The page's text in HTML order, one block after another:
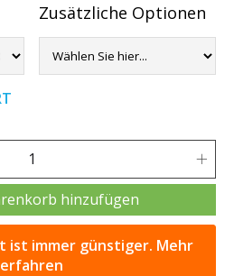
Zusätzliche Optionen
hinzufügen
ist immer günstiger. Mehr
erfahren